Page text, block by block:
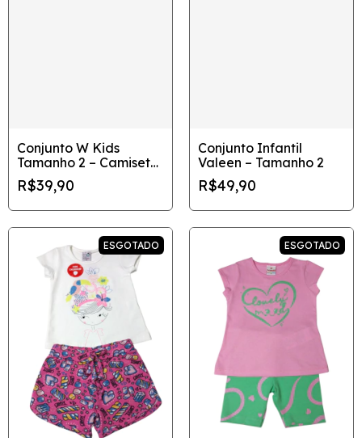
Conjunto W Kids
Tamanho 2 – Camiseta
Rosa + Short Preto com
Detalhe Coral
R$39,90
Conjunto Infantil
Valeen – Tamanho 2
R$49,90
ESGOTADO ESGOTADO